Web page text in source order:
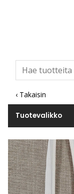
‹ Takaisin
Tuotevalikko